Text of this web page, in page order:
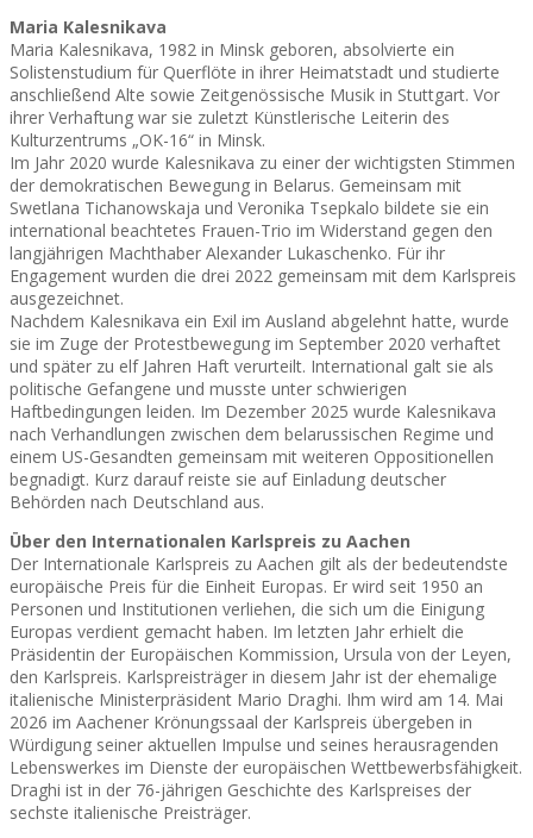
Maria Kalesnikava
Maria Kalesnikava, 1982 in Minsk geboren, absolvierte ein
Solistenstudium für Querflöte in ihrer Heimatstadt und studierte
anschließend Alte sowie Zeitgenössische Musik in Stuttgart. Vor
ihrer Verhaftung war sie zuletzt Künstlerische Leiterin des
Kulturzentrums „OK-16“ in Minsk.
Im Jahr 2020 wurde Kalesnikava zu einer der wichtigsten Stimmen
der demokratischen Bewegung in Belarus. Gemeinsam mit
Swetlana Tichanowskaja und Veronika Tsepkalo bildete sie ein
international beachtetes Frauen-Trio im Widerstand gegen den
langjährigen Machthaber Alexander Lukaschenko. Für ihr
Engagement wurden die drei 2022 gemeinsam mit dem Karlspreis
ausgezeichnet.
Nachdem Kalesnikava ein Exil im Ausland abgelehnt hatte, wurde
sie im Zuge der Protestbewegung im September 2020 verhaftet
und später zu elf Jahren Haft verurteilt. International galt sie als
politische Gefangene und musste unter schwierigen
Haftbedingungen leiden. Im Dezember 2025 wurde Kalesnikava
nach Verhandlungen zwischen dem belarussischen Regime und
einem US-Gesandten gemeinsam mit weiteren Oppositionellen
begnadigt. Kurz darauf reiste sie auf Einladung deutscher
Behörden nach Deutschland aus.
Über den Internationalen Karlspreis zu Aachen
Der Internationale Karlspreis zu Aachen gilt als der bedeutendste
europäische Preis für die Einheit Europas. Er wird seit 1950 an
Personen und Institutionen verliehen, die sich um die Einigung
Europas verdient gemacht haben. Im letzten Jahr erhielt die
Präsidentin der Europäischen Kommission, Ursula von der Leyen,
den Karlspreis. Karlspreisträger in diesem Jahr ist der ehemalige
italienische Ministerpräsident Mario Draghi. Ihm wird am 14. Mai
2026 im Aachener Krönungssaal der Karlspreis übergeben in
Würdigung seiner aktuellen Impulse und seines herausragenden
Lebenswerkes im Dienste der europäischen Wettbewerbsfähigkeit.
Draghi ist in der 76-jährigen Geschichte des Karlspreises der
sechste italienische Preisträger.